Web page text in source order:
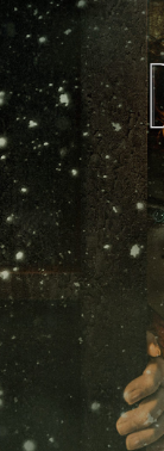
DE